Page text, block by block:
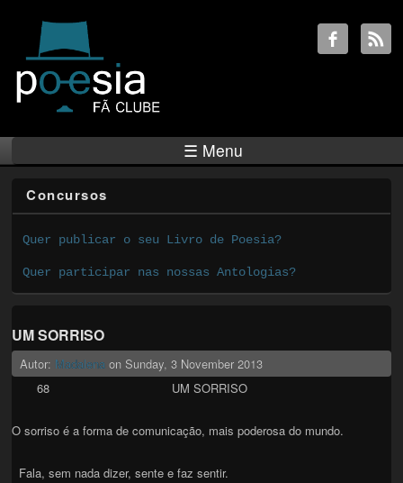
☰ Menu
Concursos
Quer publicar o seu Livro de Poesia?
Quer participar nas nossas Antologias?
UM SORRISO
Autor: Madalena on Sunday, 3 November 2013
68 UM SORRISO
O sorriso é a forma de comunicação, mais poderosa do mundo.
Fala, sem nada dizer, sente e faz sentir.